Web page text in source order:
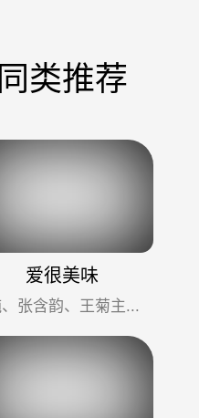
同类推荐
爱很美味